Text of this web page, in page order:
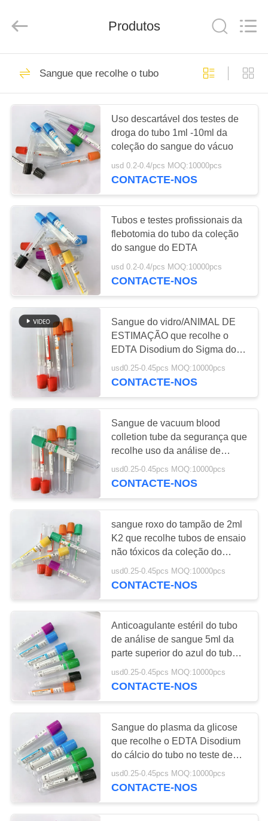
CASA
PRODUTOS
SOBRE
NÓS
EXCURSÃO
FÁBRICA
CONTROLE
DA
QUALIDADE
CONTACTE-
NOS
PEÇA
UMAS
CITAÇÕES
MAPA
DO
PRIVACY
POLICY
Devices
Rights
Sangue que recolhe
o tubo
Tubo da coleção do
sangue do vácuo
52
Não tubo da
coleção do sangue
do vácuo
25
Tubo de amostra do
vírus
Tubo liso da
coleção do sangue
Tubo do gel e do
ativador do coágulo
Produtos
Sangue que recolhe o tubo
Uso descartável dos testes de
droga do tubo 1ml -10ml da
coleção do sangue do vácuo
usd 0.2-0.4/pcs MOQ:10000pcs
CONTACTE-NOS
Tubos e testes profissionais da
flebotomia do tubo da coleção
do sangue do EDTA
usd 0.2-0.4/pcs MOQ:10000pcs
CONTACTE-NOS
Sangue do vidro/ANIMAL DE
ESTIMAÇÃO que recolhe o
EDTA Disodium do Sigma do
EDTA do tubo nos cuidados
com a pele
usd0.25-0.45pcs MOQ:10000pcs
CONTACTE-NOS
Sangue de vacuum blood
colletion tube da segurança que
recolhe uso da análise de
sangue da parte superior do
ouro do tubo o único
usd0.25-0.45pcs MOQ:10000pcs
CONTACTE-NOS
sangue roxo do tampão de 2ml
K2 que recolhe tubos de ensaio
não tóxicos da coleção do
sangue do tubo
usd0.25-0.45pcs MOQ:10000pcs
CONTACTE-NOS
Anticoagulante estéril do tubo
de análise de sangue 5ml da
parte superior do azul do tubo
da amostra do soro
usd0.25-0.45pcs MOQ:10000pcs
CONTACTE-NOS
Sangue do plasma da glicose
que recolhe o EDTA Disodium
do cálcio do tubo no teste de
laboratório da clínica
usd0.25-0.45pcs MOQ:10000pcs
CONTACTE-NOS